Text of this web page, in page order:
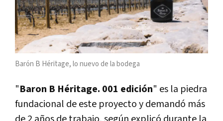
Barón B Héritage, lo nuevo de la bodega
"Baron B Héritage. 001 edición" es la piedra
fundacional de este proyecto y demandó más